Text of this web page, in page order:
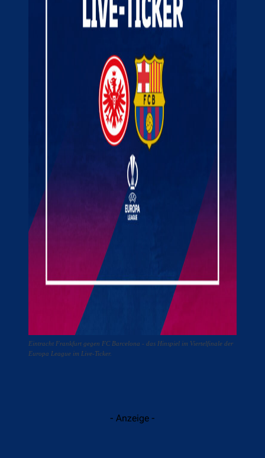
Eintracht Frankfurt gegen FC Barcelona - das Hinspiel im Viertelfinale der
Europa League im Live-Ticker.
- Anzeige -